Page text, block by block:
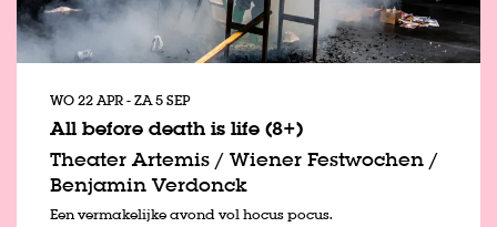
All before death is life (8+)
Theater Artemis / Wiener Festwochen /
Benjamin Verdonck
WO 22 APR-ZA 5 SEP
Een vermakelijke avond vol hocus pocus.